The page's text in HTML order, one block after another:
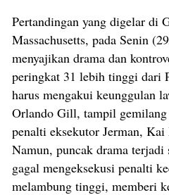
Pertandingan yang digelar di
Massachusetts, pada Senin
menyajikan drama dan
peringkat 31 lebih tinggi dari
harus mengakui keunggulan
Orlando Gill, tampil gemilang
penalti eksekutor Jerman,
Namun, puncak drama terjadi
gagal mengeksekusi penalti
melambung tinggi, memberi